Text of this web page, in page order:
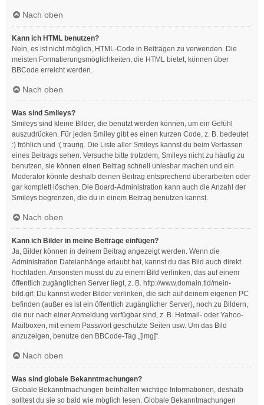
Nach oben
Kann ich HTML benutzen?
Nein, es ist nicht möglich, HTML-Code in Beiträgen zu verwenden. Die
meisten Formatierungsmöglichkeiten, die HTML bietet, können über
BBCode erreicht werden.
Nach oben
Was sind Smileys?
Smileys sind kleine Bilder, die benutzt werden können, um ein Gefühl
auszudrücken. Für jeden Smiley gibt es einen kurzen Code, z. B. bedeutet
:) fröhlich und :( traurig. Die Liste aller Smileys kannst du beim Verfassen
eines Beitrags sehen. Versuche bitte trotzdem, Smileys nicht zu häufig zu
benutzen, sie können einen Beitrag schnell unlesbar machen und ein
Moderator könnte deshalb deinen Beitrag entsprechend überarbeiten oder
gar komplett löschen. Die Board-Administration kann auch die Anzahl der
Smileys begrenzen, die du in einem Beitrag benutzen kannst.
Nach oben
Kann ich Bilder in meine Beiträge einfügen?
Ja, Bilder können in deinem Beitrag angezeigt werden. Wenn die
Administration Dateianhänge erlaubt hat, kannst du das Bild auch direkt
hochladen. Ansonsten musst du zu einem Bild verlinken, das auf einem
öffentlich zugänglichen Server liegt, z. B. http://www.domain.tld/mein-
bild.gif. Du kannst weder Bilder verlinken, die sich auf deinem eigenen PC
befinden (außer es ist ein öffentlich zugänglicher Server), noch zu Bildern,
die nur nach einer Anmeldung verfügbar sind, z. B. Hotmail- oder Yahoo-
Mailboxen, mit einem Passwort geschützte Seiten usw. Um das Bild
anzuzeigen, benutze den BBCode-Tag „[img]“.
Nach oben
Was sind globale Bekanntmachungen?
Globale Bekanntmachungen beinhalten wichtige Informationen, deshalb
solltest du sie so bald wie möglich lesen. Globale Bekanntmachungen